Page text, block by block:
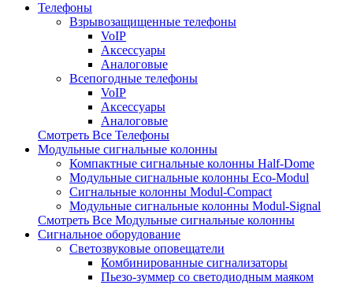
Телефоны
Взрывозащищенные телефоны
VoIP
Аксессуары
Аналоговые
Всепогодные телефоны
VoIP
Аксессуары
Аналоговые
Смотреть Все Телефоны
Модульные сигнальные колонны
Компактные сигнальные колонны Half-Dome
Модульные сигнальные колонны Eco-Modul
Сигнальные колонны Modul-Compact
Модульные сигнальные колонны Modul-Signal
Смотреть Все Модульные сигнальные колонны
Сигнальное оборудование
Светозвуковые оповещатели
Комбинированные сигнализаторы
Пьезо-зуммер со светодиодным маяком